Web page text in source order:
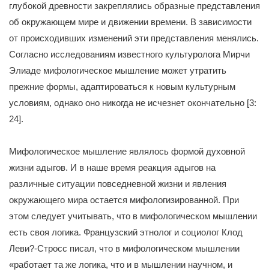
глубокой древности закреплялись образные представления
об окружающем мире и движении времени. В зависимости
от происходивших изменений эти представления менялись.
Согласно исследованиям известного культуролога Мирчи
Элиаде мифологическое мышление может утратить
прежние формы, адаптироваться к новым культурным
условиям, однако оно никогда не исчезнет окончательно [3:
24].
Мифологическое мышление являлось формой духовной
жизни адыгов. И в наше время реакция адыгов на
различные ситуации повседневной жизни и явления
окружающего мира остается мифологизированной. При
этом следует учитывать, что в мифологическом мышлении
есть своя логика. Французский этнолог и социолог Клод
Леви?-Стросс писал, что в мифологическом мышлении
«работает та же логика, что и в мышлении научном, и